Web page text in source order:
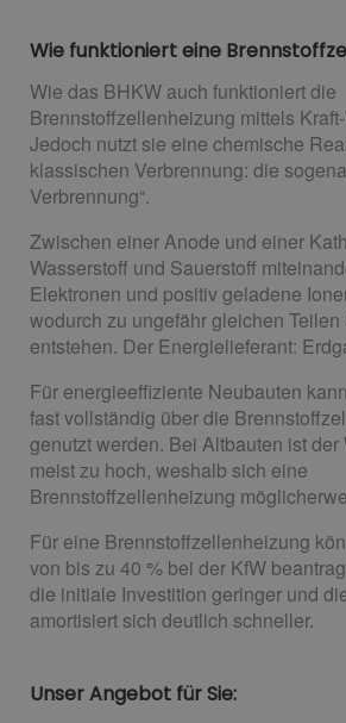
Wie funktioniert eine
Wie das BHKW auch funktioniert die
Brennstoffzellenheizung mittels
Jedoch nutzt sie eine chemische
klassischen Verbrennung: die
Verbrennung“.
Zwischen einer Anode und einer
Wasserstoff und Sauerstoff
Elektronen und positiv geladene
wodurch zu ungefähr gleichen Teilen
entstehen. Der Energielieferant:
Für energieeffiziente Neubauten
fast vollständig über die
genutzt werden. Bei Altbauten ist der
meist zu hoch, weshalb sich eine
Brennstoffzellenheizung
Für eine Brennstoffzellenheizung
von bis zu 40 % bei der KfW
die initiale Investition geringer und
amortisiert sich deutlich schneller.
Unser Angebot für Sie: